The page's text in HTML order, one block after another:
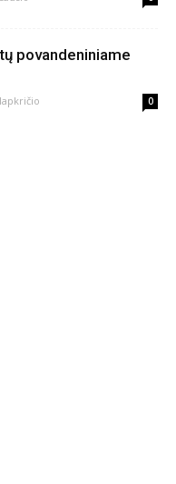
povandeniniame
0